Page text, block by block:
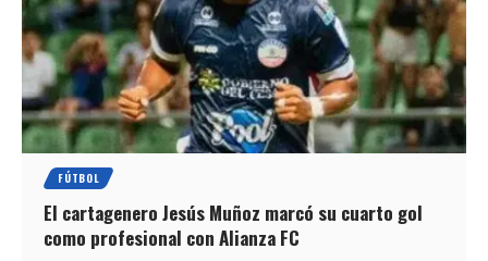
FÚTBOL
El cartagenero Jesús Muñoz marcó su cuarto gol
como profesional con Alianza FC